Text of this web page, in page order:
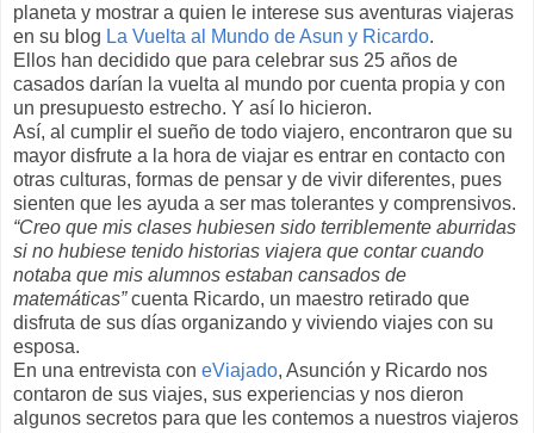
planeta y mostrar a quien le interese sus aventuras viajeras
en su blog La Vuelta al Mundo de Asun y Ricardo.
Ellos han decidido que para celebrar sus 25 años de
casados darían la vuelta al mundo por cuenta propia y con
un presupuesto estrecho. Y así lo hicieron.
Así, al cumplir el sueño de todo viajero, encontraron que su
mayor disfrute a la hora de viajar es entrar en contacto con
otras culturas, formas de pensar y de vivir diferentes, pues
sienten que les ayuda a ser mas tolerantes y comprensivos.
“Creo que mis clases hubiesen sido terriblemente aburridas
si no hubiese tenido historias viajera que contar cuando
notaba que mis alumnos estaban cansados de
matemáticas”cuenta Ricardo, un maestro retirado que
disfruta de sus días organizando y viviendo viajes con su
esposa.
En una entrevista con eViajado, Asunción y Ricardo nos
contaron de sus viajes, sus experiencias y nos dieron
algunos secretos para que les contemos a nuestros viajeros